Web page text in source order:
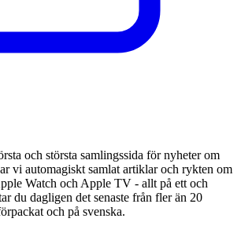
och största samlingssida för nyheter om
vi automagiskt samlat artiklar och rykten om
Watch och Apple TV - allt på ett och
du dagligen det senaste från fler än 20
och på svenska.